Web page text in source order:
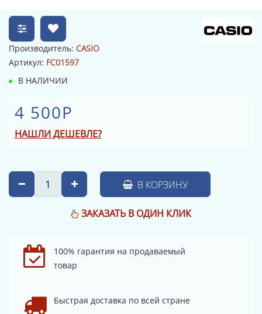
Производитель: CASIO
Артикул: FC01597
В НАЛИЧИИ
4 500Р
НАШЛИ ДЕШЕВЛЕ?
В КОРЗИНУ
ЗАКАЗАТЬ В ОДИН КЛИК
100% гарантия на продаваемый
товар
Быстрая доставка по всей стране